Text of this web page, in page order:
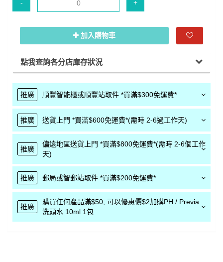
- +
加入購物車
點我查詢各分店庫存狀況
推廣 順豐智能櫃或順豐站取件 *買滿$300免運費*
推廣 送貨上門 *買滿$600免運費*(需時 2-6過工作天)
推廣
偏遠地區送貨上門 *買滿$800免運費*(需時 2-6個工作
天)
推廣 郵局或智郵站取件 *買滿$200免運費*
推廣
購買任何產品滿$50, 可以優惠價$2加購PH / Previa
洗頭水 10ml 1包